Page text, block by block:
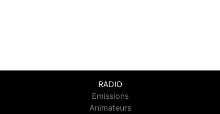
RADIO
Emissions
Animateurs